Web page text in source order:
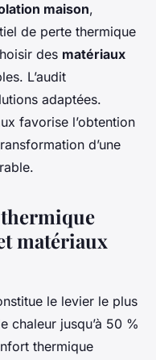
maison,
de perte thermique
des matériaux
L’audit
adaptées.
favorise l’obtention
d’une
matériaux
le levier le plus
chaleur jusqu’à 50 %
thermique